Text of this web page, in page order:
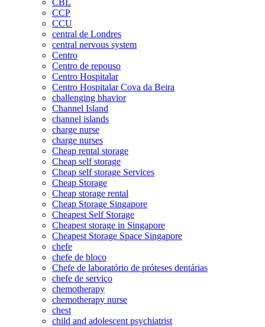
CCP
CCU
central de Londres
central nervous system
Centro
Centro de repouso
Centro Hospitalar
Centro Hospitalar Cova da Beira
challenging bhavior
Channel Island
channel islands
charge nurse
charge nurses
Cheap rental storage
Cheap self storage
Cheap self storage Services
Cheap Storage
Cheap storage rental
Cheap Storage Singapore
Cheapest Self Storage
Cheapest storage in Singapore
Cheapest Storage Space Singapore
chefe
chefe de bloco
Chefe de laboratório de próteses dentárias
chefe de serviço
chemotherapy
chemotherapy nurse
chest
child and adolescent psychiatrist